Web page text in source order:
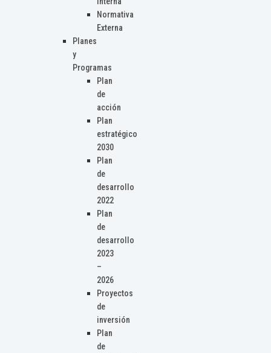
Normativa
Externa
Planes
y
Programas
Plan
de
acción
Plan
estratégico
2030
Plan
de
desarrollo
2022
Plan
de
desarrollo
2023
–
2026
Proyectos
de
inversión
Plan
de